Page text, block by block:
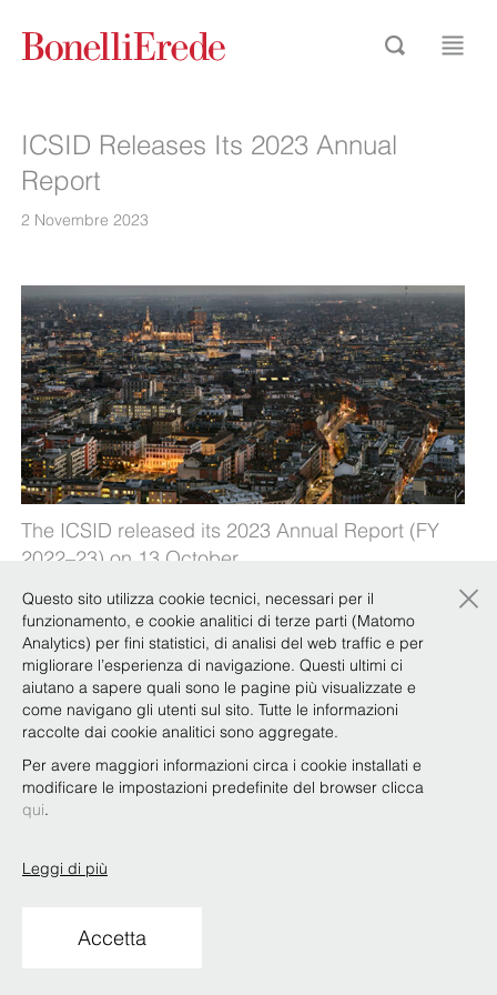
ICSID Releases Its 2023 Annual
Report
2 Novembre 2023
The ICSID released its 2023 Annual Report (FY
2022–23) on 13 October.
OurInternational Arbitration Focus Team
some of the key topics addressed and analyze
caseload trends compared to the previous fiscal
year in the document availablehere.
Copyright © Bonelli Erede Lombardi Pappalardo
Questo sito utilizza cookie tecnici, necessari per il
funzionamento, e cookie analitici di terze parti (Matomo
Analytics) per fini statistici, di analisi del web traffic e per
migliorare l’esperienza di navigazione. Questi ultimi ci
aiutano a sapere quali sono le pagine più visualizzate e
come navigano gli utenti sul sito. Tutte le informazioni
raccolte dai cookie analitici sono aggregate.
Per avere maggiori informazioni circa i cookie installati e
modificare le impostazioni predefinite del browser clicca
qui.
Leggi di più
Accetta
×